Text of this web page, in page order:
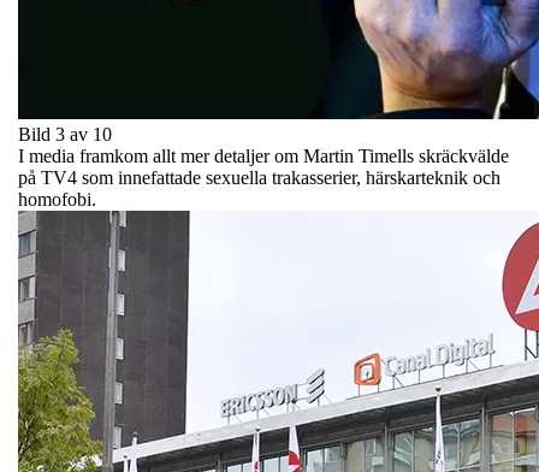
Bild 3 av 10
I media framkom allt mer detaljer om Martin Timells skräckvälde
på TV4 som innefattade sexuella trakasserier, härskarteknik och
homofobi.